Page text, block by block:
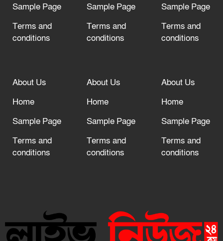
Sample Page
Terms and
conditions
Sample Page
Terms and
conditions
Sample Page
Terms and
conditions
About Us
Home
Sample Page
Terms and
conditions
About Us
Home
Sample Page
Terms and
conditions
About Us
Home
Sample Page
Terms and
conditions